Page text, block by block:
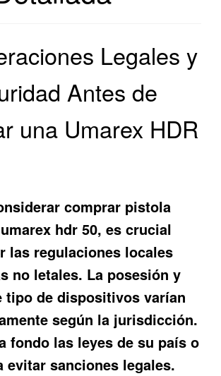
Legales y
Antes de
una Umarex HDR
comprar pistola
hdr 50, es crucial
las regulaciones locales
no letales. La posesión y
tipo de dispositivos varían
según la jurisdicción.
fondo las leyes de su país o
evitar sanciones legales.